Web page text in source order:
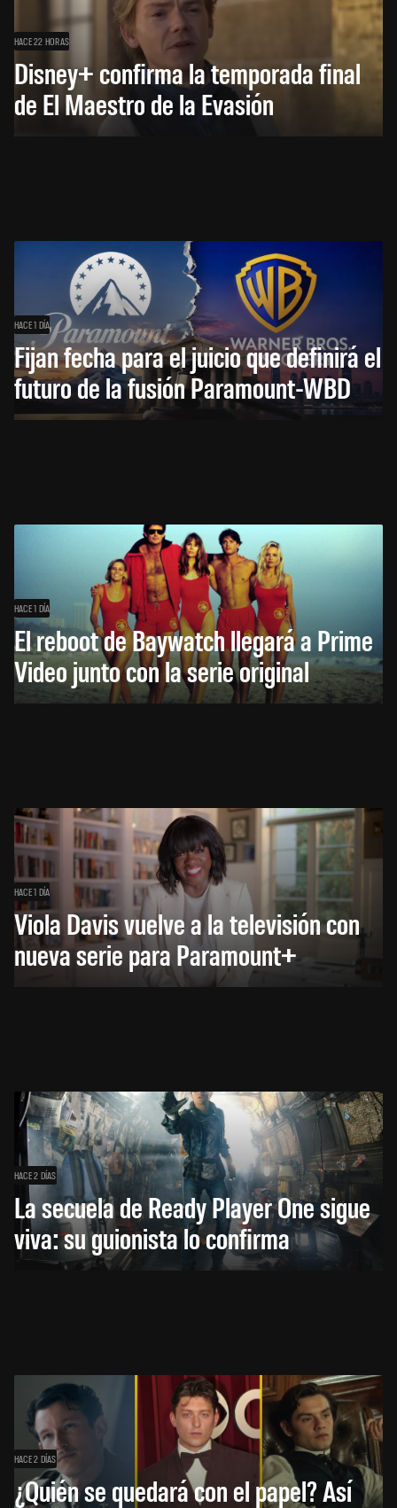
HACE 22 HORAS
Disney+ confirma la temporada final
de El Maestro de la Evasión
HACE 1 DÍA
Fijan fecha para el juicio que definirá el
futuro de la fusión Paramount-WBD
HACE 1 DÍA
El reboot de Baywatch llegará a Prime
Video junto con la serie original
HACE 1 DÍA
Viola Davis vuelve a la televisión con
nueva serie para Paramount+
HACE 2 DÍAS
La secuela de Ready Player One sigue
viva: su guionista lo confirma
HACE 2 DÍAS
¿Quién se quedará con el papel? Así